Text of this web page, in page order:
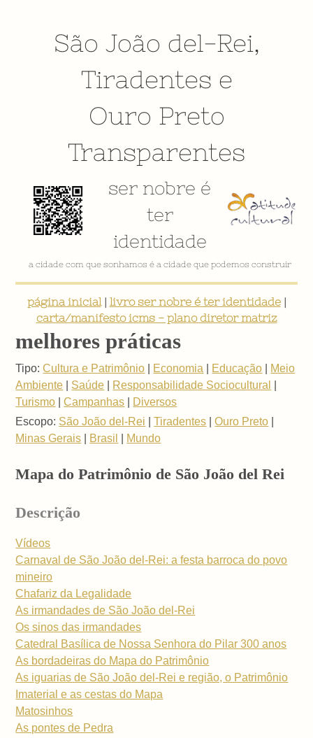
São João del-Rei,
Tiradentes e
Ouro Preto
Transparentes
ser nobre é
ter
identidade
a cidade com que sonhamos é a cidade que podemos construir
página inicial| livro ser nobre é ter identidade|
carta/manifesto icms - plano diretor matriz
melhores práticas
Tipo: Cultura e Patrimônio Economia Educação
Meio
Ambiente
Saúde Responsabilidade Sociocultural
Turismo |Campanhas
Diversos
Escopo: São João del-Rei |Tiradentes |Ouro Preto
Minas Gerais
Brasil Mundo
Mapa do Patrimônio de São João del Rei
Descrição
Vídeos
Carnaval de São João del-Rei: a festa barroca do povo
mineiro
Chafariz da Legalidade
As irmandades de São João del-Rei
Os sinos das irmandades
Catedral Basílica de Nossa Senhora do Pilar 300 anos
As bordadeiras do Mapa do Patrimônio
As iguarias de São João del-Rei e região, o Patrimônio
Imaterial e as cestas do Mapa
Matosinhos
As pontes de Pedra